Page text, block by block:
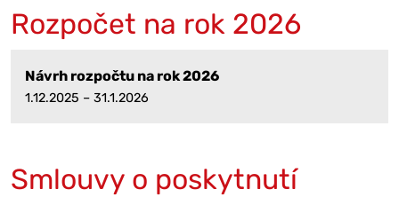
Rozpočet na rok 2026
Návrh rozpočtu na rok 2026
1.12.2025 – 31.1.2026
Smlouvy o poskytnutí